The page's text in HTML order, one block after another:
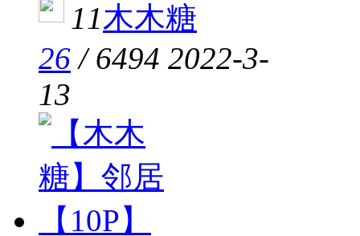
11木木糖
26 /6494 2022-3-
13